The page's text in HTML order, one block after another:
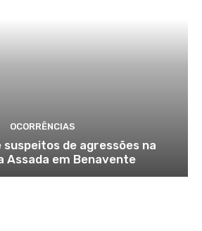
OCORRÊNCIAS
suspeitos de agressões na
Assada em Benavente